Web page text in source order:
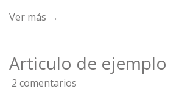
Ver más →
Articulo de ejemplo
2 comentarios